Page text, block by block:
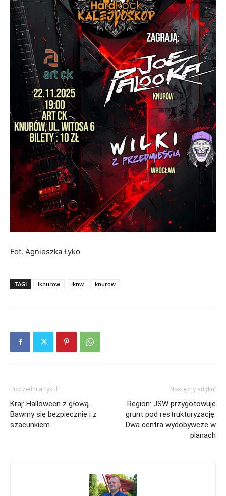
Fot. Agnieszka Łyko
TAGI iknurow iknw knurow
Poprzedni artykuł
Kraj: Halloween z głową.
Bawmy się bezpiecznie i z
szacunkiem
Następny artykuł
Region: JSW przygotowuje
grunt pod restrukturyzację.
Dwa centra wydobywcze w
planach